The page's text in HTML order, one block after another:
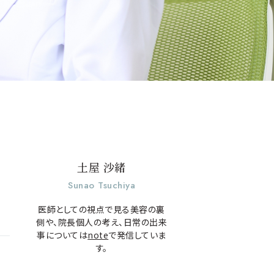
土屋 沙緒
Sunao Tsuchiya
医師としての視点で見る美容の裏
側や、院長個人の考え、日常の出来
事についてはnoteで発信していま
す。